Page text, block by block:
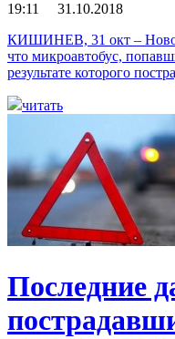
19:11 31.10.2018
КИШИНЕВ, 31 окт –
что микроавтобус,
результате которого
читать
Последние